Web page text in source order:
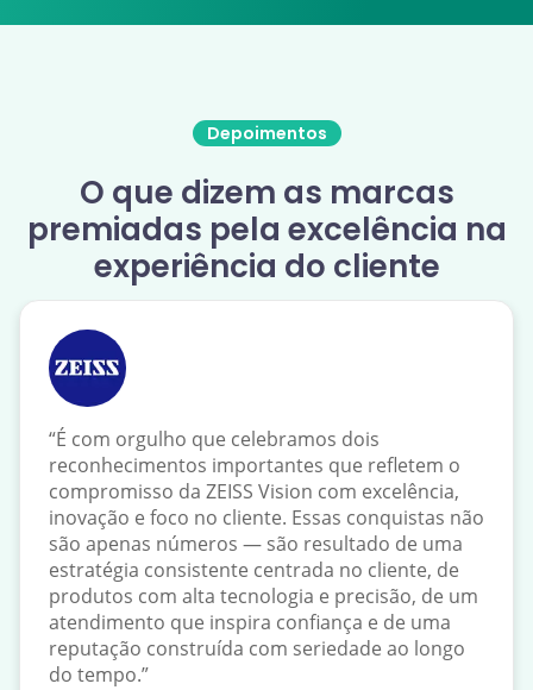
Depoimentos
O que dizem as marcas
premiadas pela excelência na
experiência do cliente
“É com orgulho que celebramos dois
reconhecimentos importantes que refletem o
compromisso da ZEISS Vision com excelência,
inovação e foco no cliente. Essas conquistas não
são apenas números — são resultado de uma
estratégia consistente centrada no cliente, de
produtos com alta tecnologia e precisão, de um
atendimento que inspira confiança e de uma
reputação construída com seriedade ao longo
do tempo.”